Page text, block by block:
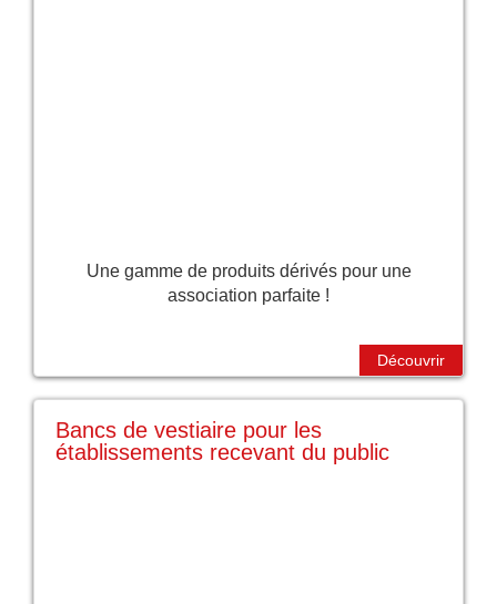
Une gamme de produits dérivés pour une
association parfaite !
Découvrir
Bancs de vestiaire pour les
établissements recevant du public